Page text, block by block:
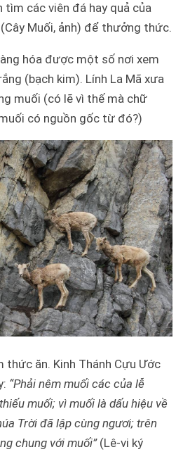
các viên đá hay quả của
Muối, ảnh) để thưởng thức.
hóa được một số nơi xem
(bạch kim). Lính La Mã xưa
muối (có lẽ vì thế mà chữ
muối có nguồn gốc từ đó?)
thức ăn. Kinh Thánh Cựu Ước
“Phải nêm muối các của lễ
muối; vì muối là dấu hiệu về
Trời đã lập cùng ngươi; trên
chung với muối”(Lê-vi ký